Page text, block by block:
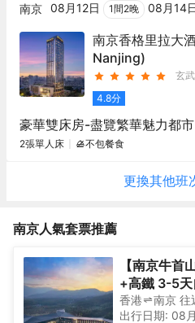
南京 08月12日 1間2晚 08月14
南京香格里拉大
Nanjing)
玄
4.8分
豪華雙床房-盡覽繁華魅力都市
2張單人床 不包餐食
更換其他班
南京人氣套票推薦
【南京牛首
+高鐵 3-5
香港 南京 往
出行日期: 08